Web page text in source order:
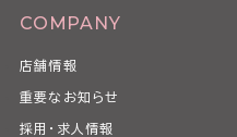
COMPANY
店舗情報
重要なお知らせ
採用・求人情報